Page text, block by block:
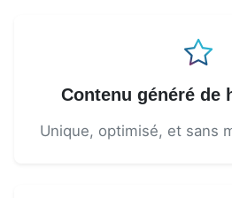
Contenu généré de
Unique, optimisé, et sans